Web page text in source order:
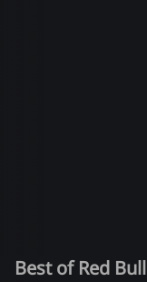
Best of Red Bull